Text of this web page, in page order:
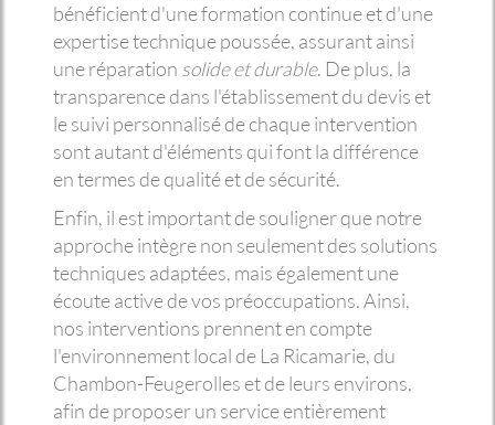
bénéficient d'une formation continue et d'une
expertise technique poussée, assurant ainsi
une réparation solide et durable. De plus, la
transparence dans l'établissement du devis et
le suivi personnalisé de chaque intervention
sont autant d'éléments qui font la différence
en termes de qualité et de sécurité.
Enfin, il est important de souligner que notre
approche intègre non seulement des solutions
techniques adaptées, mais également une
écoute active de vos préoccupations. Ainsi,
nos interventions prennent en compte
l'environnement local de La Ricamarie, du
Chambon-Feugerolles et de leurs environs,
afin de proposer un service entièrement